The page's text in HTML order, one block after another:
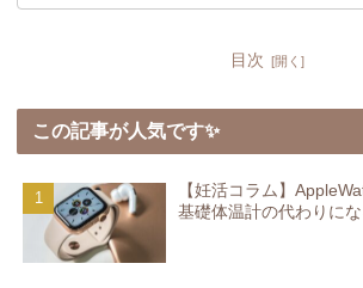
目次
この記事が人気です✨
【妊活コラム】
基礎体温計の代わりにな